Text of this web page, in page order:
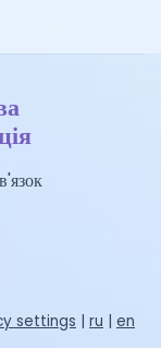
settings | ru | en